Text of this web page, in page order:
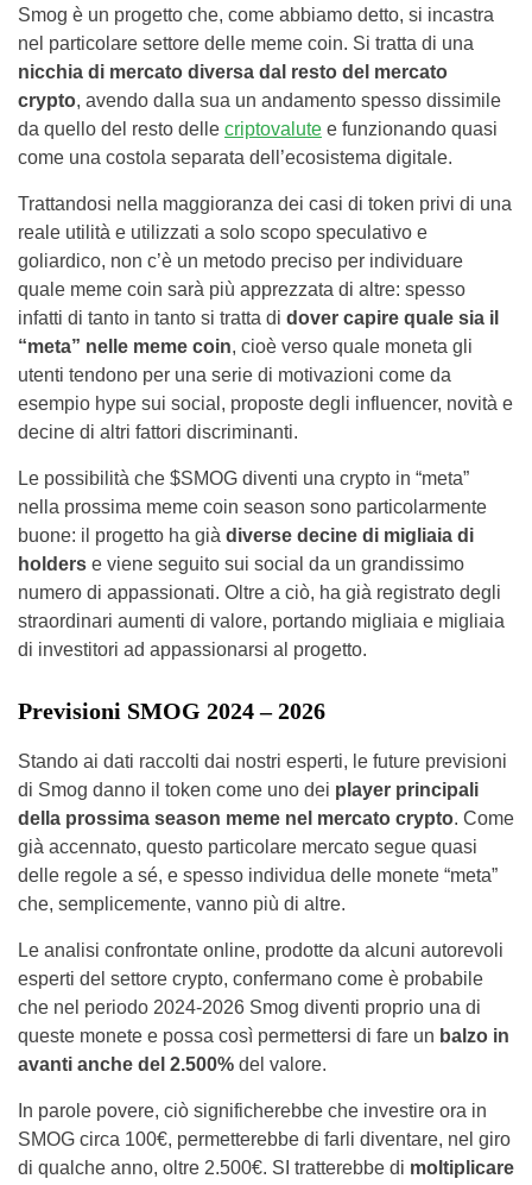
Smog è un progetto che, come abbiamo detto, si incastra
nel particolare settore delle meme coin. Si tratta di una
nicchia di mercato diversa dal resto del mercato
crypto, avendo dalla sua un andamento spesso dissimile
da quello del resto delle criptovalute e funzionando quasi
come una costola separata dell’ecosistema digitale.
Trattandosi nella maggioranza dei casi di token privi di una
reale utilità e utilizzati a solo scopo speculativo e
goliardico, non c’è un metodo preciso per individuare
quale meme coin sarà più apprezzata di altre: spesso
infatti di tanto in tanto si tratta di dover capire quale sia il
“meta” nelle meme coin, cioè verso quale moneta gli
utenti tendono per una serie di motivazioni come da
esempio hype sui social, proposte degli influencer, novità e
decine di altri fattori discriminanti.
Le possibilità che $SMOG diventi una crypto in “meta”
nella prossima meme coin season sono particolarmente
buone: il progetto ha già diverse decine di migliaia di
holders e viene seguito sui social da un grandissimo
numero di appassionati. Oltre a ciò, ha già registrato degli
straordinari aumenti di valore, portando migliaia e migliaia
di investitori ad appassionarsi al progetto.
Previsioni SMOG 2024 – 2026
Stando ai dati raccolti dai nostri esperti, le future previsioni
di Smog danno il token come uno dei player principali
della prossima season meme nel mercato crypto. Come
già accennato, questo particolare mercato segue quasi
delle regole a sé, e spesso individua delle monete “meta”
che, semplicemente, vanno più di altre.
Le analisi confrontate online, prodotte da alcuni autorevoli
esperti del settore crypto, confermano come è probabile
che nel periodo 2024-2026 Smog diventi proprio una di
queste monete e possa così permettersi di fare un balzo in
avanti anche del 2.500% del valore.
In parole povere, ciò significherebbe che investire ora in
SMOG circa 100€, permetterebbe di farli diventare, nel giro
di qualche anno, oltre 2.500€. SI tratterebbe di moltiplicare